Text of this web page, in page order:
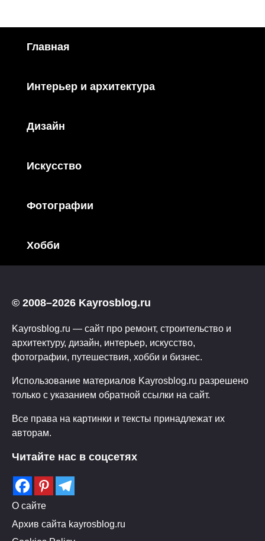
Главная
Интерьер и архитектура
Дизайн
Искусство
Фотографии
Хобби
© 2008–2026 Kayrosblog.ru
Kayrosblog.ru — сайт про ремонт, строительство и
архитектуру, дизайн, интерьер, искусство,
фотографии, путешествия, хобби и бизнес.
Использование материалов Kayrosblog.ru разрешено
только с указанием обратной ссылки на сайт.
Все права на картинки и тексты принадлежат их
авторам.
Читайте нас в соцсетях
О сайте
Архив сайта kayrosblog.ru